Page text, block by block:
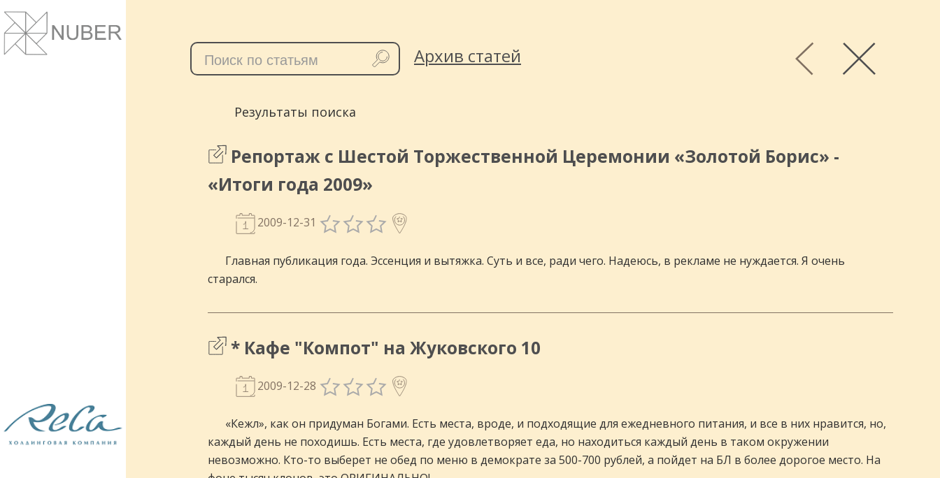
Рестораны и кафе. Проектирование и
Архив статей
Результаты поиска
Репортаж с Шестой Торжественной Церемонии «Золотой Борис» -
«Итоги года 2009»
2009-12-31
Главная публикация года. Эссенция и вытяжка. Суть и все, ради чего. Надеюсь, в рекламе не нуждается. Я очень
старался.
* Кафе "Компот" на Жуковского 10
2009-12-28
«Кежл», как он придуман Богами. Есть места, вроде, и подходящие для ежедневного питания, и все в них нравится, но,
каждый день не походишь. Есть места, где удовлетворяет еда, но находиться каждый день в таком окружении
невозможно. Кто-то выберет не обед по меню в демократе за 500-700 рублей, а пойдет на БЛ в более дорогое место. На